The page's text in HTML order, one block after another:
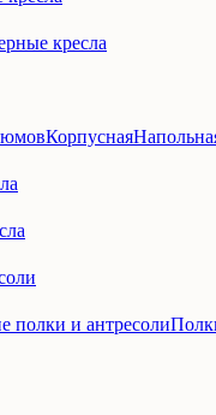
кресла
Корпусная
полки и антресоли